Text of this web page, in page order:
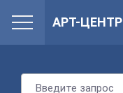
АРТ-ЦЕНТР